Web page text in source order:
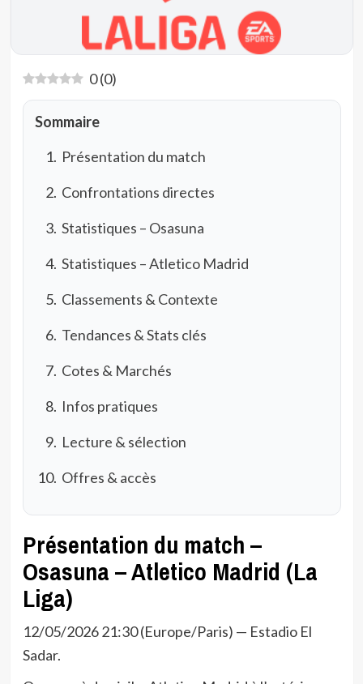
0(0)
Sommaire
Présentation du match
Confrontations directes
Statistiques – Osasuna
Statistiques – Atletico Madrid
Classements & Contexte
Tendances & Stats clés
Cotes & Marchés
Infos pratiques
Lecture & sélection
Offres & accès
Présentation du match –
Osasuna – Atletico Madrid (La
Liga)
12/05/2026 21:30 (Europe/Paris) — Estadio El
Sadar.